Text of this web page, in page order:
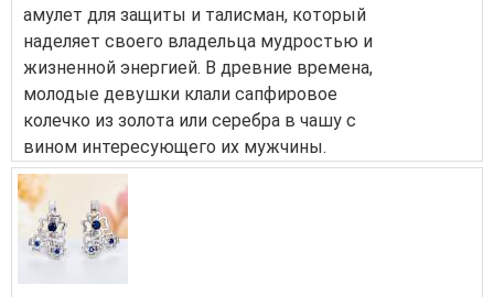
амулет для защиты и талисман, который
наделяет своего владельца мудростью и
жизненной энергией. В древние времена,
молодые девушки клали сапфировое
колечко из золота или серебра в чашу с
вином интересующего их мужчины.